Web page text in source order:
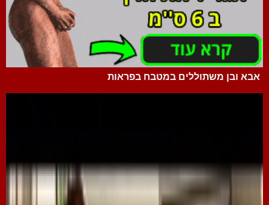
אבא ובן משתוללים במטבח בפראות